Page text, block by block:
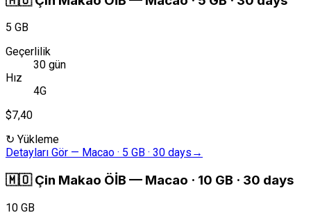
5 GB
Geçerlilik
30 gün
Hız
4G
$7,40
↻ Yükleme
Detayları Gör — Macao · 5 GB · 30 days →
🇲🇴 Çin Makao ÖİB — Macao · 10 GB · 30 days
10 GB